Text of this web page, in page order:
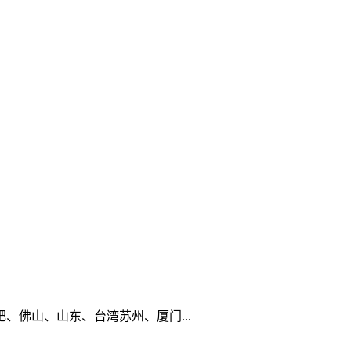
佛山、山东、台湾苏州、厦门...